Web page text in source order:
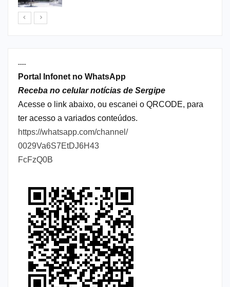
----
Portal Infonet no WhatsApp
Receba no celular notícias de Sergipe
Acesse o link abaixo, ou escanei o QRCODE, para
ter acesso a variados conteúdos.
https://whatsapp.com/channel/
0029Va6S7EtDJ6H43
FcFzQ0B